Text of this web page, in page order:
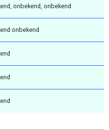
onbekend, onbekend
onbekend